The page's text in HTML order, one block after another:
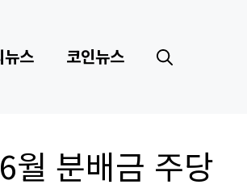
뉴스 코인뉴스
월 분배금 주당